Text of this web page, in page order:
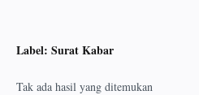
Label: Surat Kabar
Tak ada hasil yang ditemukan